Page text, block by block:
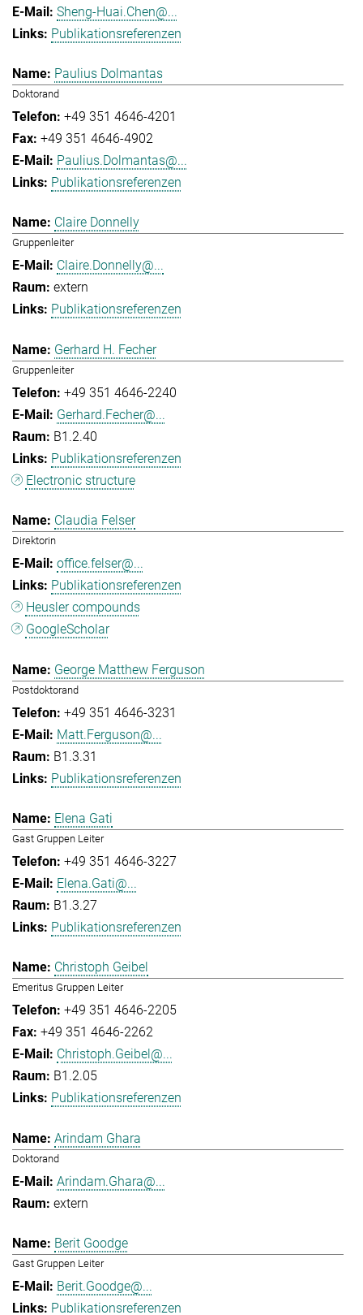
Sheng-Huai.Chen@...
Publikationsreferenzen
Paulius Dolmantas
Doktorand
+49 351 4646-4201
+49 351 4646-4902
Paulius.Dolmantas@...
Publikationsreferenzen
Claire Donnelly
Gruppenleiter
Claire.Donnelly@...
extern
Publikationsreferenzen
Gerhard H. Fecher
Gruppenleiter
+49 351 4646-2240
Gerhard.Fecher@...
B1.2.40
Publikationsreferenzen
Electronic structure
Claudia Felser
Direktorin
office.felser@...
Publikationsreferenzen
Heusler compounds
GoogleScholar
George Matthew Ferguson
Postdoktorand
+49 351 4646-3231
Matt.Ferguson@...
B1.3.31
Publikationsreferenzen
Elena Gati
Gast Gruppen Leiter
+49 351 4646-3227
Elena.Gati@...
B1.3.27
Publikationsreferenzen
Christoph Geibel
Emeritus Gruppen Leiter
+49 351 4646-2205
+49 351 4646-2262
Christoph.Geibel@...
B1.2.05
Publikationsreferenzen
Arindam Ghara
Doktorand
Arindam.Ghara@...
extern
Berit Goodge
Gast Gruppen Leiter
Berit.Goodge@...
Publikationsreferenzen